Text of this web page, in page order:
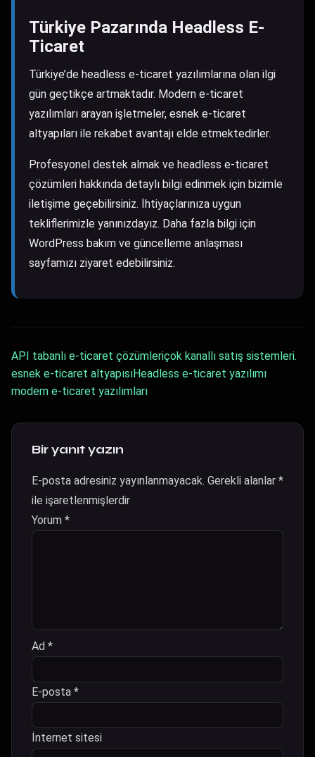
Türkiye Pazarında Headless E-
Ticaret
Türkiye’de headless e-ticaret yazılımlarına olan ilgi
gün geçtikçe artmaktadır. Modern e-ticaret
yazılımları arayan işletmeler, esnek e-ticaret
altyapıları ile rekabet avantajı elde etmektedirler.
Profesyonel destek almak ve headless e-ticaret
çözümleri hakkında detaylı bilgi edinmek için bizimle
iletişime geçebilirsiniz. İhtiyaçlarınıza uygun
tekliflerimizle yanınızdayız. Daha fazla bilgi için
WordPress bakım ve güncelleme anlaşması
sayfamızı ziyaret edebilirsiniz.
API tabanlı e-ticaret çözümleriçok kanallı satış sistemleri.
esnek e-ticaret altyapısıHeadless e-ticaret yazılımı
modern e-ticaret yazılımları
Bir yanıt yazın
E-posta adresiniz yayınlanmayacak. Gerekli alanlar *
ile işaretlenmişlerdir
Yorum *
Ad *
E-posta *
İnternet sitesi